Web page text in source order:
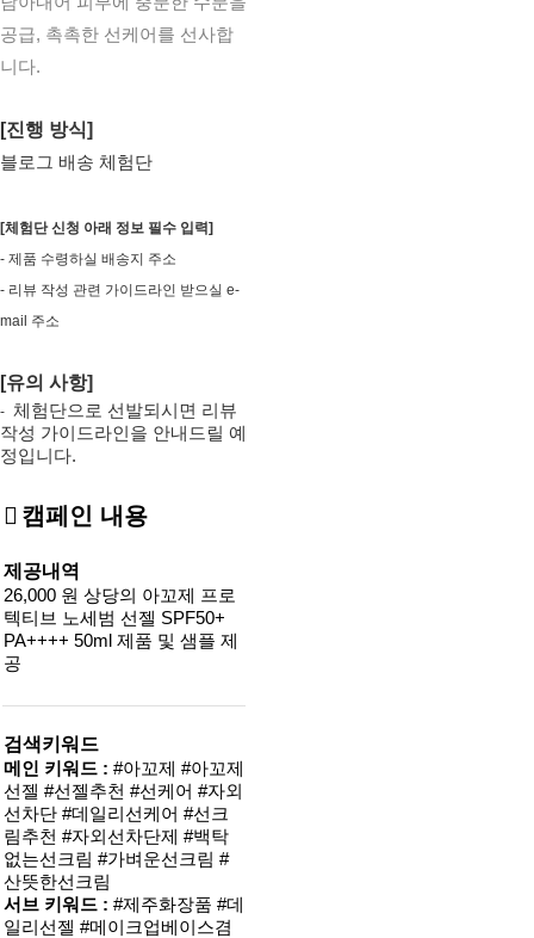
공급, 촉촉한 선케어를 선사합
니다.
[진행 방식]
블로그 배송 체험단
[체험단 신청 아래 정보 필수 입력]
- 제품 수령하실 배송지 주소
- 리뷰 작성 관련 가이드라인 받으실 e-
mail 주소
[유의 사항]
- 체험단으로 선발되시면 리뷰
작성 가이드라인을 안내드릴 예
정입니다.
캠페인 내용
제공내역
26,000 원 상당의 아꼬제 프로
텍티브 노세범 선젤 SPF50+
PA++++ 50ml 제품 및 샘플 제
공
검색키워드
메인 키워드 : #아꼬제 #아꼬제
선젤 #선젤추천 #선케어 #자외
선차단 #데일리선케어 #선크
림추천 #자외선차단제 #백탁
없는선크림 #가벼운선크림 #
산뜻한선크림
서브 키워드 : #제주화장품 #데
일리선젤 #메이크업베이스겸